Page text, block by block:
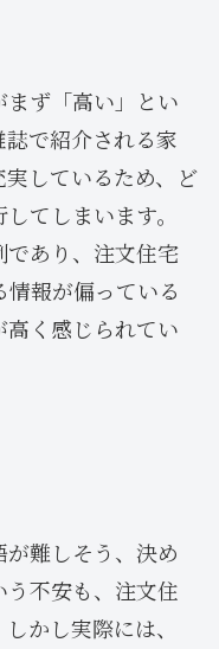
ず「高い」とい
で紹介される家
しているため、ど
てしまいます。
であり、注文住宅
報が偏っている
く感じられてい
難しそう、決め
不安も、注文住
かし実際には、